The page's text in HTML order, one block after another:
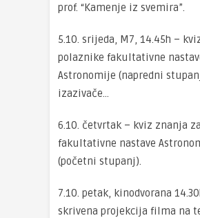
prof. “Kamenje iz svemira”.
5.10. srijeda, M7, 14.45h –
polaznike fakultativne
Astronomije (napredni
izazivače…
6.10. četvrtak – kviz znanja
fakultativne nastave
(početni stupanj).
7.10. petak, kinodvorana
skrivena projekcija filma na